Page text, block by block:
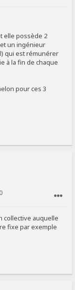
elle possède 2
un ingénieur
qui est rémunérer
à la fin de chaque
pour ces 3
collective auquelle
fixe par exemple